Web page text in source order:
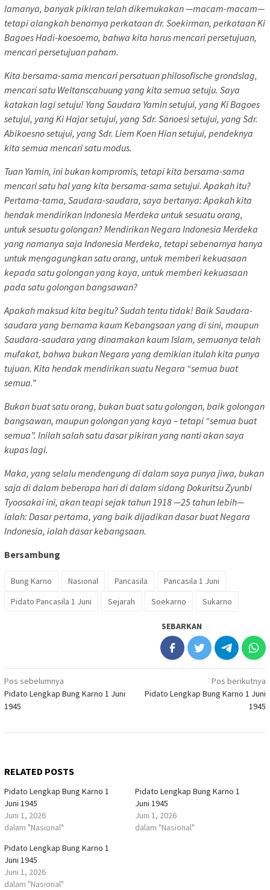
lamanya, banyak pikiran telah dikemukakan —macam-macam—
tetapi alangkah benarnya perkataan dr. Soekirman, perkataan Ki
Bagoes Hadi-koesoemo, bahwa kita harus mencari persetujuan,
mencari persetujuan paham.
Kita bersama-sama mencari persatuan philosofische grondslag,
mencari satu Weltanscahuung yang kita semua setuju. Saya
katakan lagi setuju! Yang Saudara Yamin setujui, yang Ki Bagoes
setujui, yang Ki Hajar setujui, yang Sdr. Sanoesi setujui, yang Sdr.
Abikoesno setujui, yang Sdr. Liem Koen Hian setujui, pendeknya
kita semua mencari satu modus.
Tuan Yamin, ini bukan kompromis, tetapi kita bersama-sama
mencari satu hal yang kita bersama-sama setujui. Apakah itu?
Pertama-tama, Saudara-saudara, saya bertanya: Apakah kita
hendak mendirikan Indonesia Merdeka untuk sesuatu orang,
untuk sesuatu golongan? Mendirikan Negara Indonesia Merdeka
yang namanya saja Indonesia Merdeka, tetapi sebenarnya hanya
untuk mengagungkan satu orang, untuk memberi kekuasaan
kepada satu golongan yang kaya, untuk memberi kekuasaan
pada satu golongan bangsawan?
Apakah maksud kita begitu? Sudah tentu tidak! Baik Saudara-
saudara yang bernama kaum Kebangsaan yang di sini, maupun
Saudara-saudara yang dinamakan kaum Islam, semuanya telah
mufakat, bahwa bukan Negara yang demikian itulah kita punya
tujuan. Kita hendak mendirikan suatu Negara “semua buat
semua.”
Bukan buat satu orang, bukan buat satu golongan, baik golongan
bangsawan, maupun golongan yang kaya – tetapi “semua buat
semua”. Inilah salah satu dasar pikiran yang nanti akan saya
kupas lagi.
Maka, yang selalu mendengung di dalam saya punya jiwa, bukan
saja di dalam beberapa hari di dalam sidang Dokuritsu Zyunbi
Tyoosakai ini, akan teapi sejak tahun 1918 —25 tahun lebih—
ialah: Dasar pertama, yang baik dijadikan dasar buat Negara
Indonesia, ialah dasar kebangsaan.
Bersambung
Bung Karno Nasional Pancasila
Pancasila 1 Juni
Pidato Pancasila 1 Juni
Sejarah Soekarno Sukarno
SEBARKAN
Navigasi
pos
Pos sebelumnya
Pidato Lengkap Bung Karno 1 Juni
1945
Pos berikutnya
Pidato Lengkap Bung Karno 1 Juni
1945
RELATED POSTS
Pidato Lengkap Bung Karno 1
Juni 1945
Juni 1, 2026
dalam "Nasional"
Pidato Lengkap Bung Karno 1
Juni 1945
Juni 1, 2026
dalam "Nasional"
Pidato Lengkap Bung Karno 1
Juni 1945
Juni 1, 2026
dalam "Nasional"